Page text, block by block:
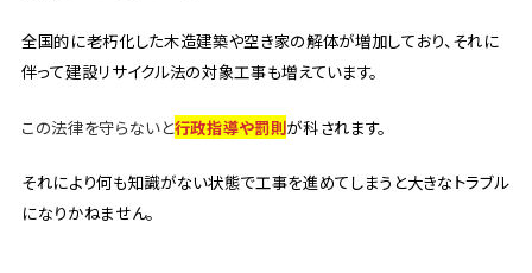
全国的に老朽化した木造建築や空き家の解体が増加しており、それに
伴って建設リサイクル法の対象工事も増えています。
この法律を守らないと行政指導や罰則が科されます。
それにより何も知識がない状態で工事を進めてしまうと大きなトラブル
になりかねません。